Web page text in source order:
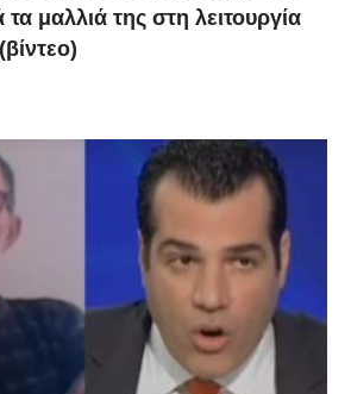
μαλλιά της στη λειτουργία